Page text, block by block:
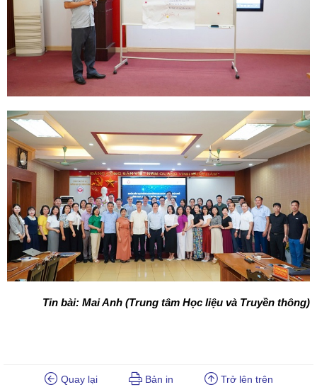
Tin bài: Mai Anh (Trung tâm Học liệu và Truyền thông)
Quay lại Bản in Trở lên trên